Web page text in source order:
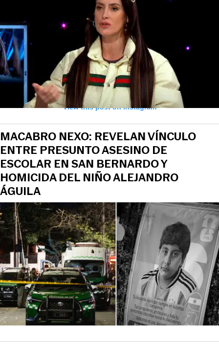
View this post on Instagram
MACABRO NEXO: REVELAN VÍNCULO
ENTRE PRESUNTO ASESINO DE
ESCOLAR EN SAN BERNARDO Y
HOMICIDA DEL NIÑO ALEJANDRO
ÁGUILA